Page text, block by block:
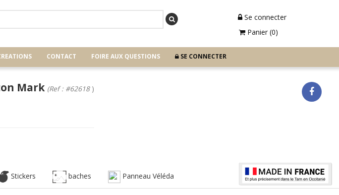
Se connecter
Panier (0)
CONTACT FOIRE AUX QUESTIONS SE CONNECTER
Mark (Ref : #62618)
Stickers baches Panneau Véléda